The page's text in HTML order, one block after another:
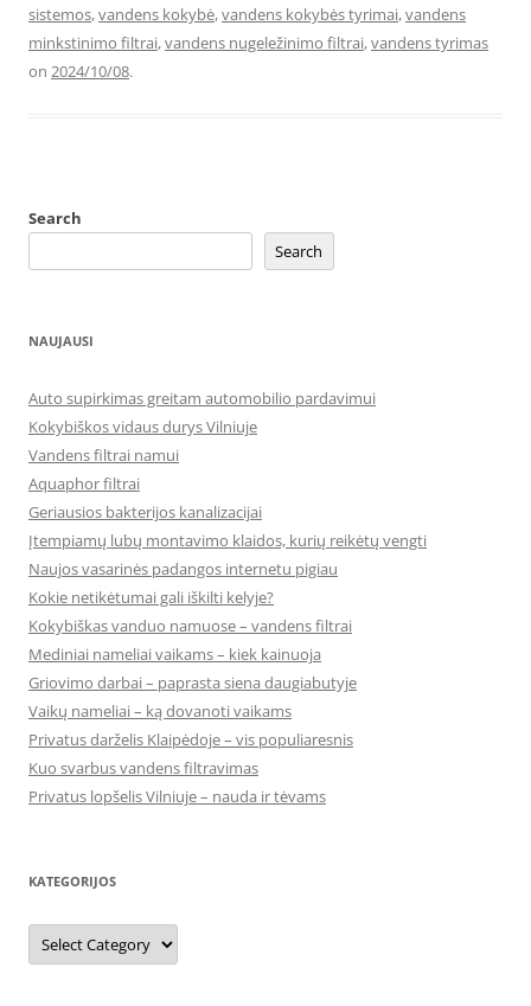
sistemos,vandens kokybė,vandens kokybės tyrimai,vandens
minkstinimo filtrai,vandens nugeležinimo filtrai,vandens tyrimas
on 2024/10/08.
Search
Search
NAUJAUSI
Auto supirkimas greitam automobilio pardavimui
Kokybiškos vidaus durys Vilniuje
Vandens filtrai namui
Aquaphor filtrai
Geriausios bakterijos kanalizacijai
Įtempiamų lubų montavimo klaidos, kurių reikėtų vengti
Naujos vasarinės padangos internetu pigiau
Kokie netikėtumai gali iškilti kelyje?
Kokybiškas vanduo namuose – vandens filtrai
Mediniai nameliai vaikams – kiek kainuoja
Griovimo darbai – paprasta siena daugiabutyje
Vaikų nameliai – ką dovanoti vaikams
Privatus darželis Klaipėdoje – vis populiaresnis
Kuo svarbus vandens filtravimas
Privatus lopšelis Vilniuje – nauda ir tėvams
KATEGORIJOS
Kategorijos